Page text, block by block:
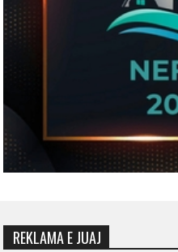
REKLAMA E JUAJ